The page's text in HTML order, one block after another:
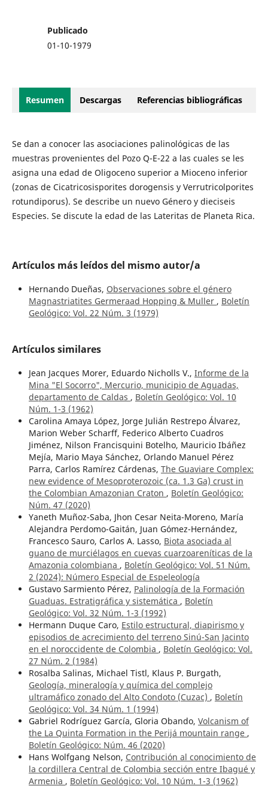
Publicado
01-10-1979
Resumen Descargas Referencias bibliográficas
Se dan a conocer las asociaciones palinológicas de las
muestras provenientes del Pozo Q-E-22 a las cuales se les
asigna una edad de Oligoceno superior a Mioceno inferior
(zonas de Cicatricosisporites dorogensis y Verrutricolporites
rotundiporus). Se describe un nuevo Género y dieciseis
Especies. Se discute la edad de las Lateritas de Planeta Rica.
Artículos más leídos del mismo autor/a
Hernando Dueñas, Observaciones sobre el género
Magnastriatites Germeraad Hopping & Muller , Boletín
Geológico: Vol. 22 Núm. 3 (1979)
Artículos similares
Jean Jacques Morer, Eduardo Nicholls V., Informe de la
Mina "El Socorro", Mercurio, municipio de Aguadas,
departamento de Caldas , Boletín Geológico: Vol. 10
Núm. 1-3 (1962)
Carolina Amaya López, Jorge Julián Restrepo Álvarez,
Marion Weber Scharff, Federico Alberto Cuadros
Jiménez, Nilson Francisquini Botelho, Mauricio Ibáñez
Mejía, Mario Maya Sánchez, Orlando Manuel Pérez
Parra, Carlos Ramírez Cárdenas, The Guaviare Complex:
new evidence of Mesoproterozoic (ca. 1.3 Ga) crust in
the Colombian Amazonian Craton , Boletín Geológico:
Núm. 47 (2020)
Yaneth Muñoz-Saba, Jhon Cesar Neita-Moreno, María
Alejandra Perdomo-Gaitán, Juan Gómez-Hernández,
Francesco Sauro, Carlos A. Lasso, Biota asociada al
guano de murciélagos en cuevas cuarzoareníticas de la
Amazonia colombiana , Boletín Geológico: Vol. 51 Núm.
2 (2024): Número Especial de Espeleología
Gustavo Sarmiento Pérez, Palinología de la Formación
Guaduas. Estratigráfica y sistemática , Boletín
Geológico: Vol. 32 Núm. 1-3 (1992)
Hermann Duque Caro, Estilo estructural, diapirismo y
episodios de acrecimiento del terreno Sinú-San Jacinto
en el noroccidente de Colombia , Boletín Geológico: Vol.
27 Núm. 2 (1984)
Rosalba Salinas, Michael Tistl, Klaus P. Burgath,
Geología, mineralogía y química del complejo
ultramáfico zonado del Alto Condoto (Cuzac) , Boletín
Geológico: Vol. 34 Núm. 1 (1994)
Gabriel Rodríguez García, Gloria Obando, Volcanism of
the La Quinta Formation in the Perijá mountain range ,
Boletín Geológico: Núm. 46 (2020)
Hans Wolfgang Nelson, Contribución al conocimiento de
la cordillera Central de Colombia sección entre Ibagué y
Armenia , Boletín Geológico: Vol. 10 Núm. 1-3 (1962)